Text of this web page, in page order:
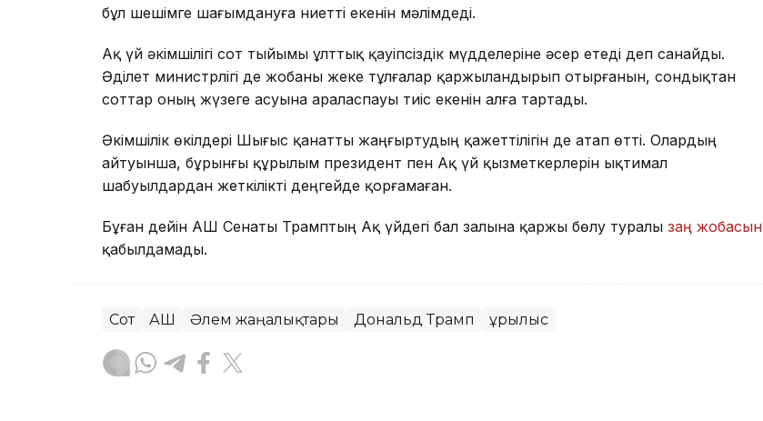
бұл шешімге шағымдануға ниетті екенін мәлімдеді.
Ақ үй әкімшілігі сот тыйымы ұлттық қауіпсіздік мүдделеріне әсер етеді деп санайды.
Әділет министрлігі де жобаны жеке тұлғалар қаржыландырып отырғанын, сондықтан
соттар оның жүзеге асуына араласпауы тиіс екенін алға тартады.
Әкімшілік өкілдері Шығыс қанатты жаңғыртудың қажеттілігін де атап өтті. Олардың
айтуынша, бұрынғы құрылым президент пен Ақ үй қызметкерлерін ықтимал
шабуылдардан жеткілікті деңгейде қорғамаған.
Бұған дейін АҚШ Сенаты Трамптың Ақ үйдегі бал залына қаржы бөлу туралы заң жобасын
қабылдамады.
Сот АҚШ Әлем жаңалықтары Дональд Трамп Құрылыс